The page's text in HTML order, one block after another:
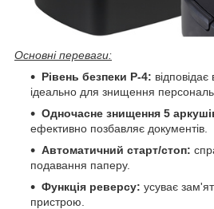
Основні переваги:
Рівень безпеки P-4:
ідеально для знищення
Одночасне знищення 5
ефективно позбавляє документів.
Автоматичний старт/стоп:
подавання паперу.
Функція реверсу: усуває
пристрою.